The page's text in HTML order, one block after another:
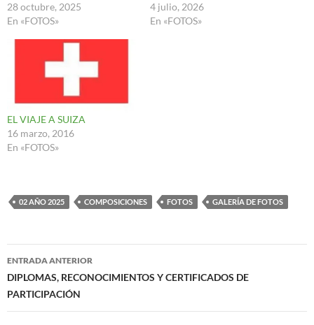
28 octubre, 2025
En «FOTOS»
4 julio, 2026
En «FOTOS»
EL VIAJE A SUIZA
16 marzo, 2016
En «FOTOS»
02 AÑO 2025 COMPOSICIONES FOTOS GALERÍA DE FOTOS
Navegación
de
entradas
ENTRADA ANTERIOR
DIPLOMAS, RECONOCIMIENTOS Y CERTIFICADOS DE
PARTICIPACIÓN